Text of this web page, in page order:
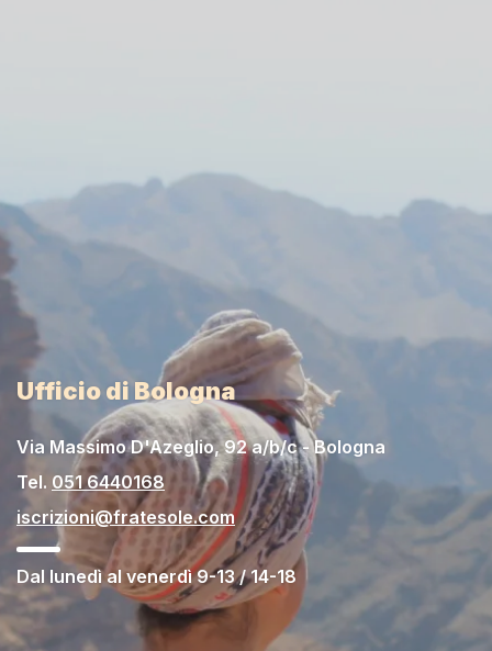
Ufficio di Bologna
Via Massimo D'Azeglio, 92 a/b/c - Bologna
Tel. 051 6440168
iscrizioni@fratesole.com
Dal lunedì al venerdì 9-13 / 14-18